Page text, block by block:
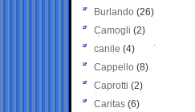
Burlando (26)
Camogli (2)
canile (4)
Cappello (8)
Caprotti (2)
Caritas (6)